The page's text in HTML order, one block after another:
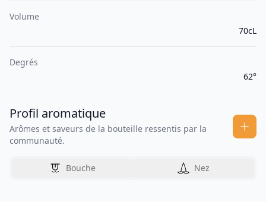
Volume
70cL
Degrés
62°
Profil aromatique
Arômes et saveurs de la bouteille ressentis par la
communauté.
Bouche Nez